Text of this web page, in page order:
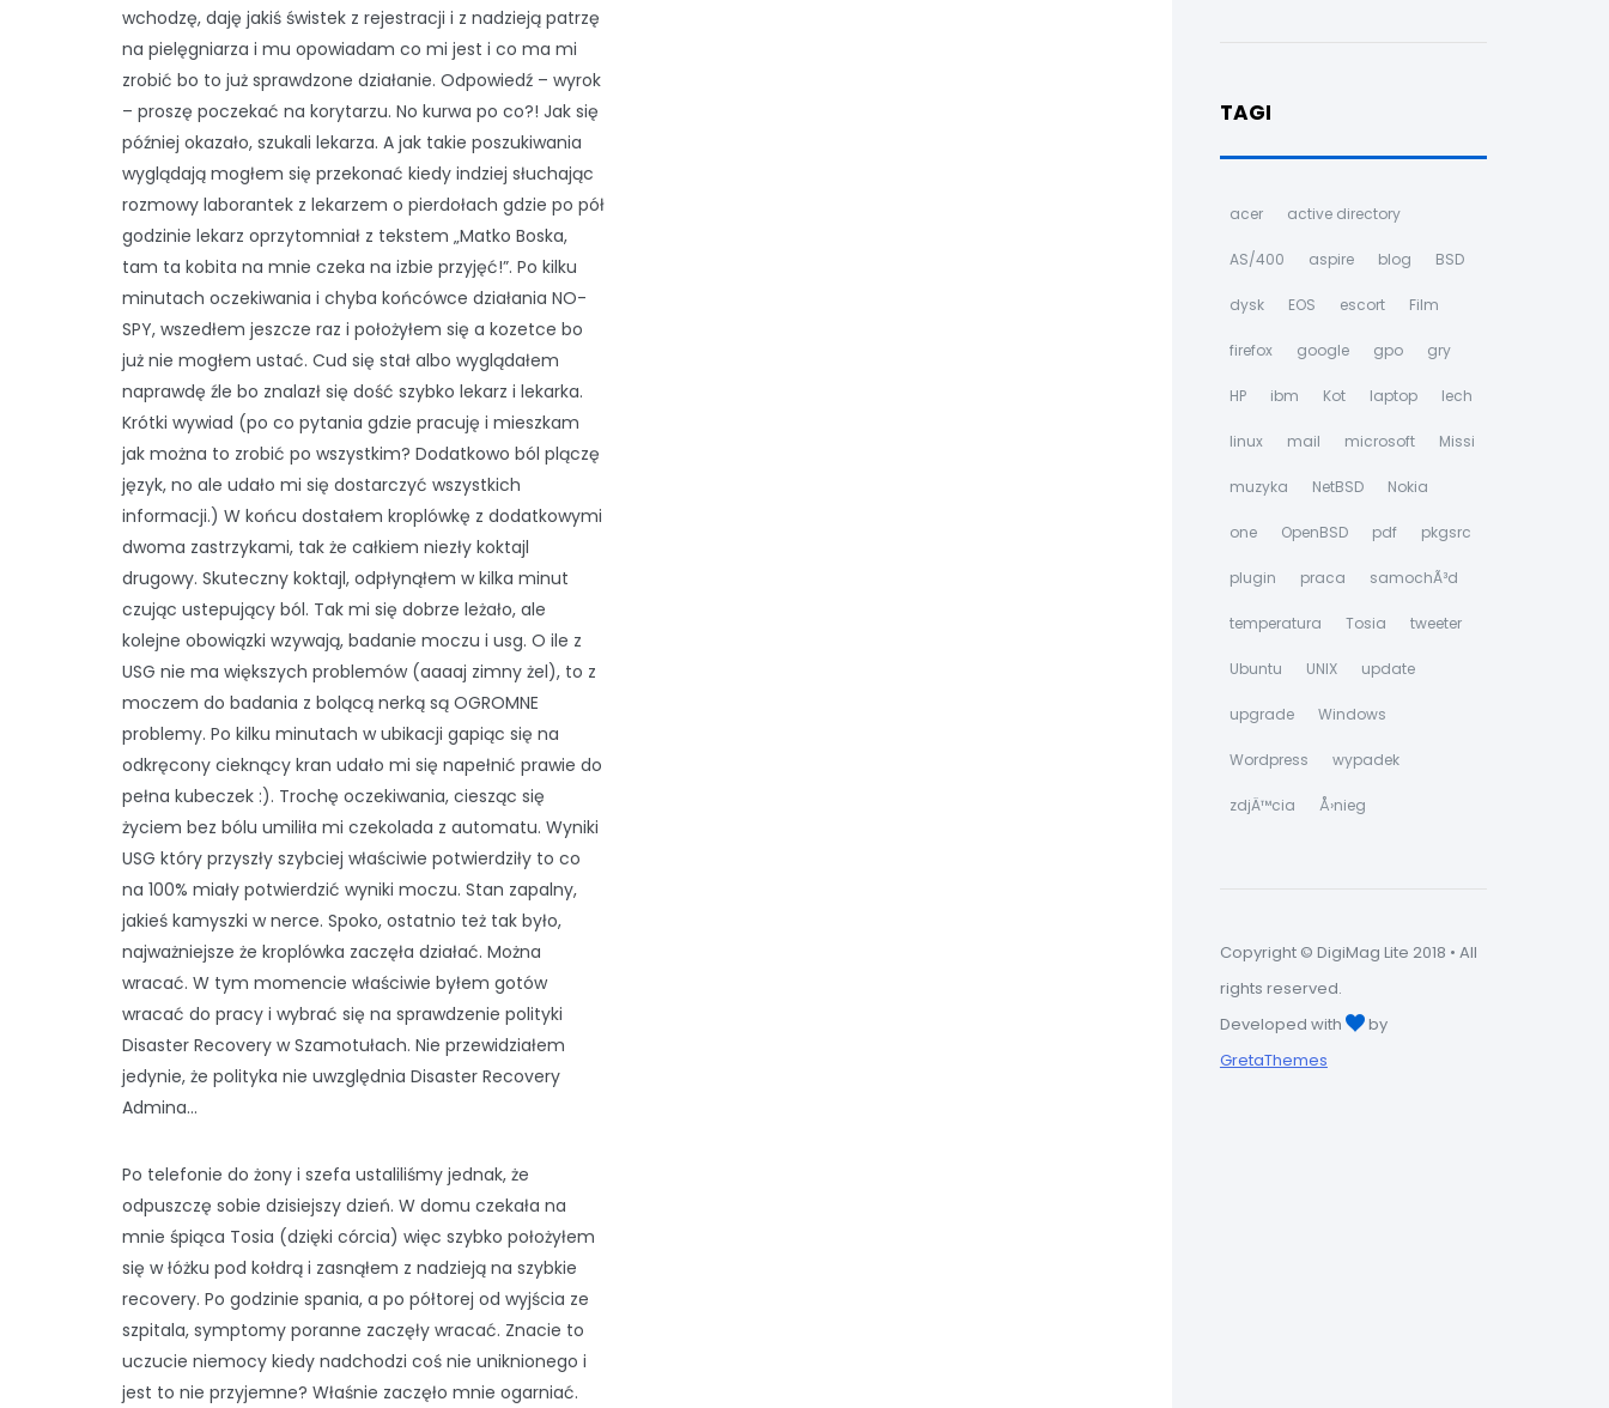
wchodzę, daję jakiś świstek z rejestracji i z nadzieją patrzę
na pielęgniarza i mu opowiadam co mi jest i co ma mi
zrobić bo to już sprawdzone działanie. Odpowiedź – wyrok
– proszę poczekać na korytarzu. No kurwa po co?! Jak się
później okazało, szukali lekarza. A jak takie poszukiwania
wyglądają mogłem się przekonać kiedy indziej słuchając
rozmowy laborantek z lekarzem o pierdołach gdzie po pół
godzinie lekarz oprzytomniał z tekstem „Matko Boska,
tam ta kobita na mnie czeka na izbie przyjęć!”. Po kilku
minutach oczekiwania i chyba końcówce działania NO-
SPY, wszedłem jeszcze raz i położyłem się a kozetce bo
już nie mogłem ustać. Cud się stał albo wyglądałem
naprawdę źle bo znalazł się dość szybko lekarz i lekarka.
Krótki wywiad (po co pytania gdzie pracuję i mieszkam
jak można to zrobić po wszystkim? Dodatkowo ból plączę
język, no ale udało mi się dostarczyć wszystkich
informacji.) W końcu dostałem kroplówkę z dodatkowymi
dwoma zastrzykami, tak że całkiem niezły koktajl
drugowy. Skuteczny koktajl, odpłynąłem w kilka minut
czując ustepujący ból. Tak mi się dobrze leżało, ale
kolejne obowiązki wzywają, badanie moczu i usg. O ile z
USG nie ma większych problemów (aaaaj zimny żel), to z
moczem do badania z bolącą nerką są OGROMNE
problemy. Po kilku minutach w ubikacji gapiąc się na
odkręcony cieknący kran udało mi się napełnić prawie do
pełna kubeczek :). Trochę oczekiwania, ciesząc się
życiem bez bólu umiliła mi czekolada z automatu. Wyniki
USG który przyszły szybciej właściwie potwierdziły to co
na 100% miały potwierdzić wyniki moczu. Stan zapalny,
jakieś kamyszki w nerce. Spoko, ostatnio też tak było,
najważniejsze że kroplówka zaczęła działać. Można
wracać. W tym momencie właściwie byłem gotów
wracać do pracy i wybrać się na sprawdzenie polityki
Disaster Recovery w Szamotułach. Nie przewidziałem
jedynie, że polityka nie uwzględnia Disaster Recovery
Admina…
Po telefonie do żony i szefa ustaliliśmy jednak, że
odpuszczę sobie dzisiejszy dzień. W domu czekała na
mnie śpiąca Tosia (dzięki córcia) więc szybko położyłem
się w łóżku pod kołdrą i zasnąłem z nadzieją na szybkie
recovery. Po godzinie spania, a po półtorej od wyjścia ze
szpitala, symptomy poranne zaczęły wracać. Znacie to
uczucie niemocy kiedy nadchodzi coś nie uniknionego i
jest to nie przyjemne? Właśnie zaczęło mnie ogarniać.
TAGI
acer active directory
AS/400 aspire blog BSD
dysk EOS escort Film
firefox google gpo gry
HP ibm Kot laptop lech
linux mail microsoft Missi
muzyka NetBSD Nokia
one OpenBSD pdf pkgsrc
plugin praca samochÃ³d
temperatura Tosia tweeter
Ubuntu UNIX update
upgrade Windows
Wordpress wypadek
zdjÄ™cia Å›nieg
Copyright © DigiMag Lite 2018 • All
rights reserved.
Developed with
by
GretaThemes